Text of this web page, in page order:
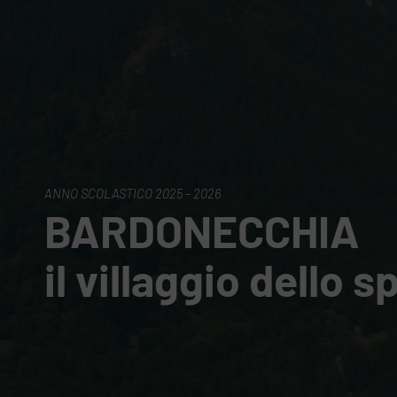
ANNO SCOLASTICO 2025 – 2026
BARDONECCHIA
il villaggio dello